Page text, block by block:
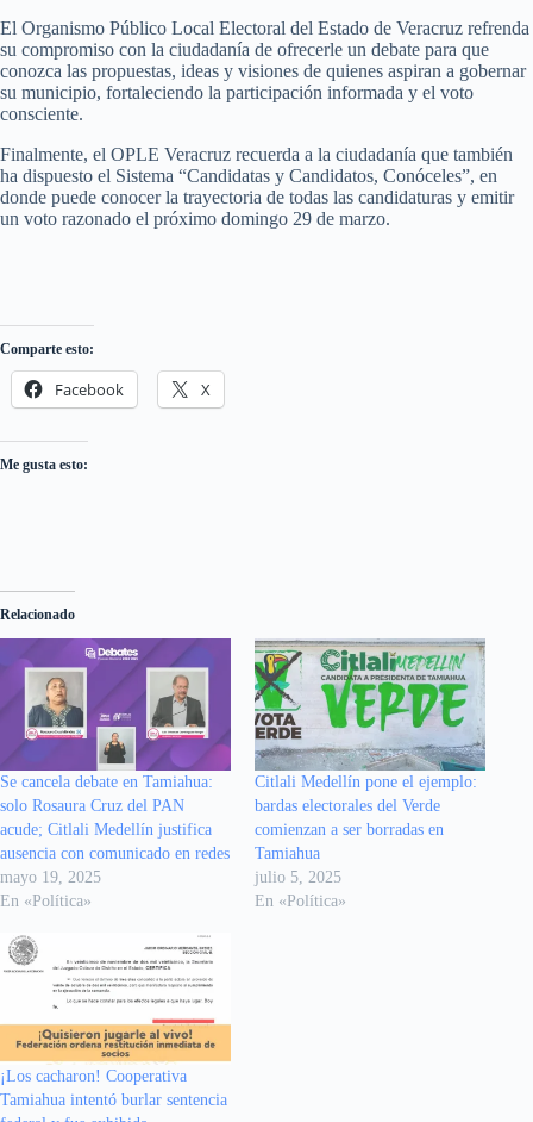
El Organismo Público Local Electoral del Estado de Veracruz refrenda
su compromiso con la ciudadanía de ofrecerle un debate para que
conozca las propuestas, ideas y visiones de quienes aspiran a gobernar
su municipio, fortaleciendo la participación informada y el voto
consciente.
Finalmente, el OPLE Veracruz recuerda a la ciudadanía que también
ha dispuesto el Sistema “Candidatas y Candidatos, Conóceles”, en
donde puede conocer la trayectoria de todas las candidaturas y emitir
un voto razonado el próximo domingo 29 de marzo.
Comparte esto:
Facebook X
Me gusta esto:
Relacionado
Se cancela debate en Tamiahua:
solo Rosaura Cruz del PAN
acude; Citlali Medellín justifica
ausencia con comunicado en redes
mayo 19, 2025
En «Política»
Citlali Medellín pone el ejemplo:
bardas electorales del Verde
comienzan a ser borradas en
Tamiahua
julio 5, 2025
En «Política»
¡Los cacharon! Cooperativa
Tamiahua intentó burlar sentencia